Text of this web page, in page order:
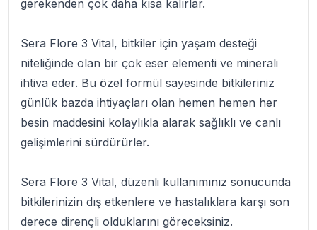
gerekenden çok daha kısa kalırlar.
Sera Flore 3 Vital, bitkiler için yaşam desteği
niteliğinde olan bir çok eser elementi ve minerali
ihtiva eder. Bu özel formül sayesinde bitkileriniz
günlük bazda ihtiyaçları olan hemen hemen her
besin maddesini kolaylıkla alarak sağlıklı ve canlı
gelişimlerini sürdürürler.
Sera Flore 3 Vital, düzenli kullanımınız sonucunda
bitkilerinizin dış etkenlere ve hastalıklara karşı son
derece dirençli olduklarını göreceksiniz.